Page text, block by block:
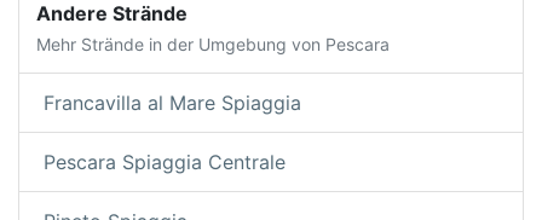
Andere Strände
Mehr Strände in der Umgebung von Pescara
Francavilla al Mare Spiaggia
Pescara Spiaggia Centrale